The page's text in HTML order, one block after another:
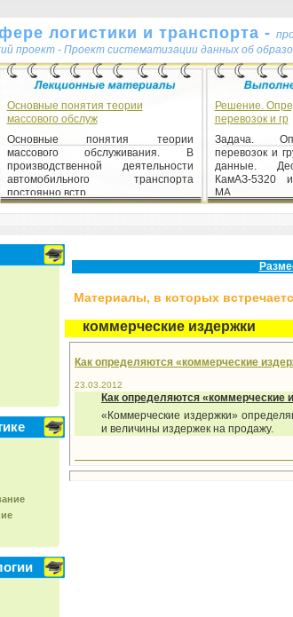
логистики и транспорта -
проект - Проект систематизации данных об
Основные понятия теории
массового обслуж
Основные понятия теории
массового обслуживания. В
производственной деятельности
автомобильного транспорта
постоянно встр...
Решение.
перевозок и гр
Задача.
перевозок и
данные.
КамАЗ-5320
МА...
Материалы, в которых
коммерческие издержки
Как определяются «коммерческие
23.03.2012
Как определяются «коммерческие
«Коммерческие издержки»
и величины издержек на продажу.